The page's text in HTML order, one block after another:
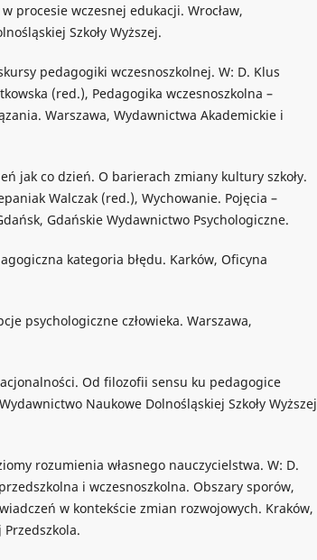
procesie wczesnej edukacji. Wrocław,
Szkoły Wyższej.
pedagogiki wczesnoszkolnej. W: D. Klus
(red.), Pedagogika wczesnoszkolna –
Warszawa, Wydawnictwa Akademickie i
jak co dzień. O barierach zmiany kultury szkoły.
Walczak (red.), Wychowanie. Pojęcia –
Gdańskie Wydawnictwo Psychologiczne.
kategoria błędu. Karków, Oficyna
psychologiczne człowieka. Warszawa,
Od filozofii sensu ku pedagogice
Naukowe Dolnośląskiej Szkoły Wyższej
rozumienia własnego nauczycielstwa. W: D.
i wczesnoszkolna. Obszary sporów,
w kontekście zmian rozwojowych. Kraków,